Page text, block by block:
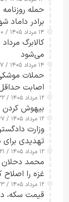
حمله
برادر داماد
۱۴ مرداد ۱۴۰۵ / ۰۸:۰۰
می‌شود
۱۴ مرداد ۱۴۰۵ / ۰۷:۴۷
حملات
اصابت حداقل ۳۰ موشک بالستیک+
۱۲ مرداد ۱۴۰۵ / ۱۹:۳۲
بیهوش کردن
۱۲ مرداد ۱۴۰۵ / ۱۸:۴۷
تهدیدی
۱۲ مرداد ۱۴۰۵ / ۱۷:۲۱
محمد دحلان
غزه را اصلاح
۱۲ مرداد ۱۴۰۵ / ۱۵:۲۳
قیمت سکه، دلار و طلا